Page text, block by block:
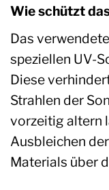
Wie schützt
Das
speziellen UV-
Diese
Strahlen der
vorzeitig altern
Ausbleichen
Materials über